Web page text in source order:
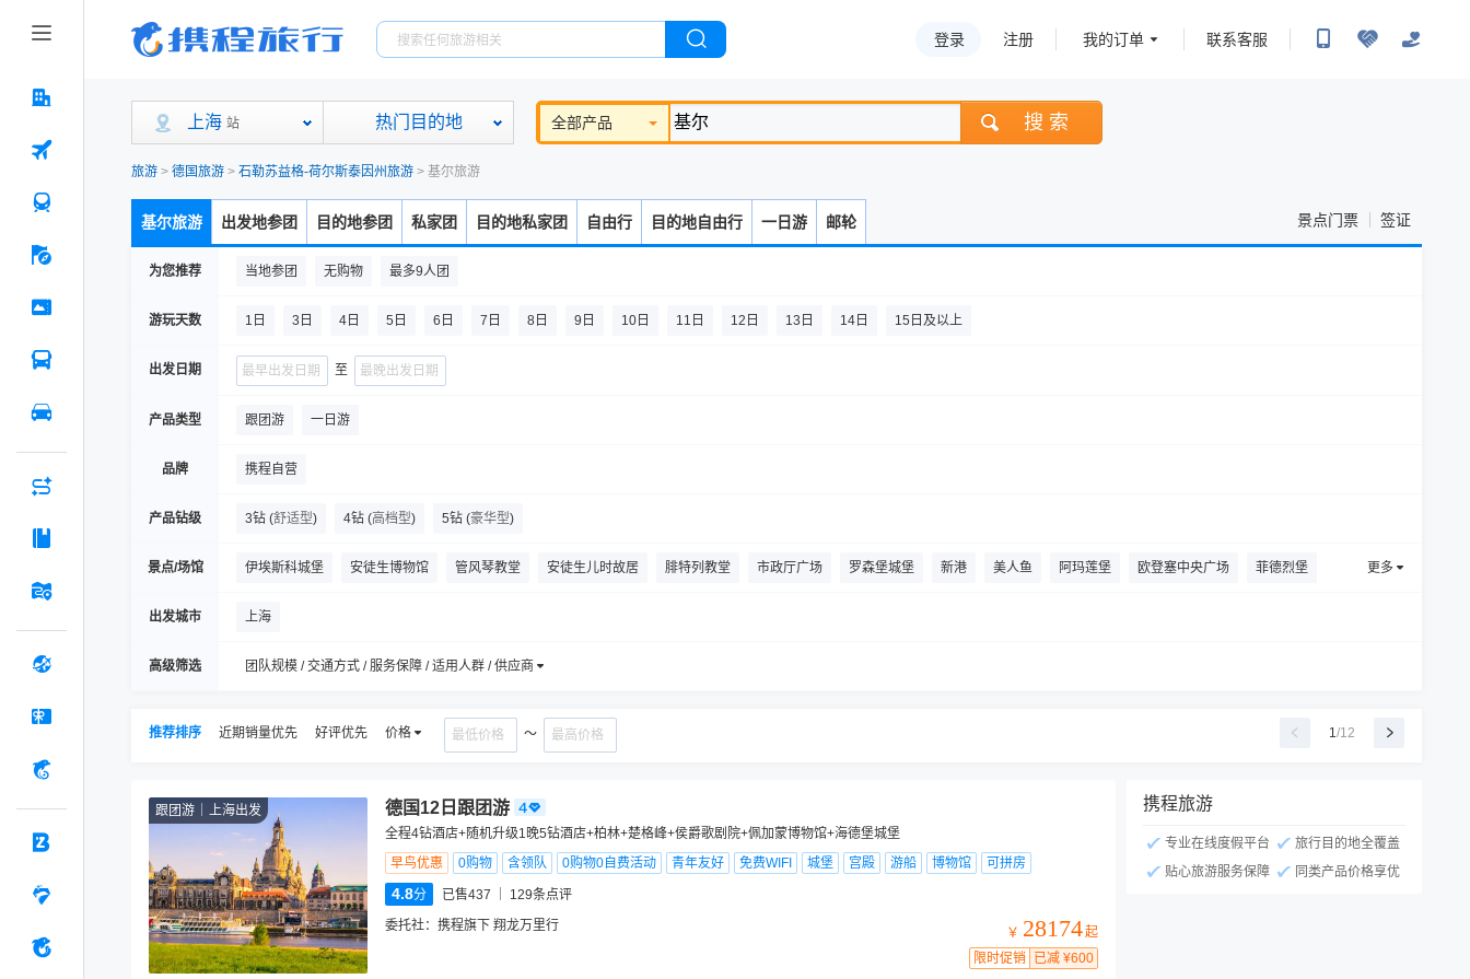
登录 注册 我的订单 联系客服
上海 站 热门目的地 全部产品 搜 索
旅游 > 德国旅游 > 石勒苏益格-荷尔斯泰因州旅游 > 基尔旅游
基尔旅游 出发地参团 目的地参团 私家团 目的地私家团 自由行 目的地自由行 一日游 邮轮 签证
景点门票
为您推荐 当地参团 无购物 最多9人团
游玩天数 1日 3日 4日 5日 6日 7日 8日 9日 10日 11日 12日 13日 14日 15日及以上
出发日期 至
产品类型 跟团游 一日游
品牌 携程自营
产品钻级 3钻 (舒适型) 4钻 (高档型) 5钻 (豪华型)
景点/场馆 更多
伊埃斯科城堡 安徒生博物馆 管风琴教堂 安徒生儿时故居 腓特列教堂 市政厅广场 罗森堡城堡 新港 美人鱼 阿玛莲堡 欧登塞中央广场 菲德烈堡
克伦堡宫
出发城市 上海
高级筛选 团队规模 / 交通方式 / 服务保障 / 适用人群 / 供应商
推荐排序 近期销量优先 好评优先 价格 ～ 1/12
跟团游 上海出发 德国12日跟团游
全程4钻酒店+随机升级1晚5钻酒店+柏林+楚格峰+侯爵歌剧院+佩加蒙博物馆+海德堡城堡
早鸟优惠
0购物 含领队 0购物0自费活动 青年友好 免费WIFI 城堡 宫殿 游船 博物馆 可拼房
4.8分 已售437 129条点评
委托社： 携程旗下 翔龙万里行 ￥ 28174起
限时促销
已减 ¥600
携程旅游
专业在线度假平台
旅行目的地全覆盖
贴心旅游服务保障
同类产品价格享优